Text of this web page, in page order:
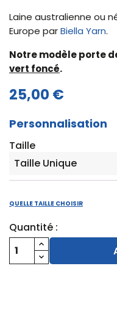
Laine australienne ou
Europe parBiella Yarn.
Notre modèle porte
vert foncé.
25,00 €
Personnalisation
Taille
QUELLE TAILLE CHOISIR
Quantité :